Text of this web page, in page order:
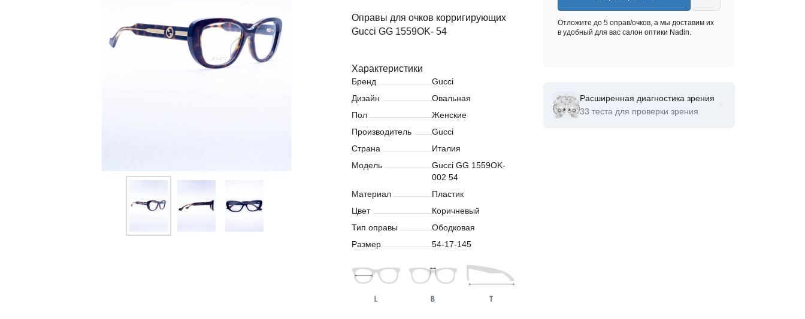
Оправы для очков корригирующих
Gucci GG 1559OK- 54
Характеристики
Бренд
Gucci
Дизайн
Овальная
Пол
Женские
Производитель
Gucci
Страна
Италия
Модель
Gucci GG 1559OK-
002 54
Материал
Пластик
Цвет
Коричневый
Тип оправы
Ободковая
Размер
54-17-145
Отложите до 5 оправ/очков, а мы доставим их
в удобный для вас салон оптики Nadin.
Расширенная диагностика зрения
33 теста для проверки зрения